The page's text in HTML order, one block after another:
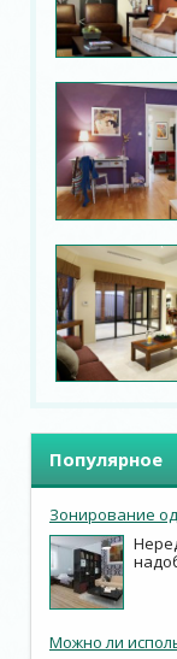
Популярное
Зонирование
Можно ли